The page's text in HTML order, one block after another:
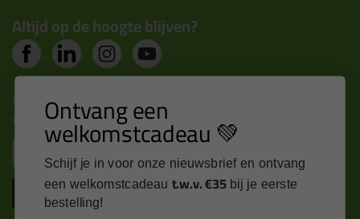
Altijd op de hoogte blijven?
Nieuws, tips en exclusieve deals rechtstreeks in je
inbox
Inschrijven
Ontvang een
welkomstcadeau 💚
Schijf je in voor onze nieuwsbrief en ontvang
een welkomstcadeau t.w.v. €35 bij je eerste
bestelling!